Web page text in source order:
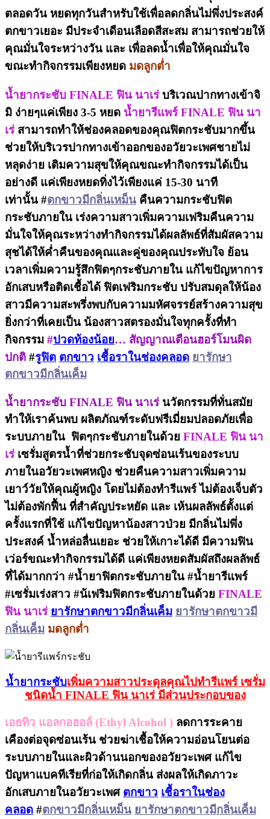
ตลอดวัน หยดทุกวันสำหรับใช้เพื่อลดกลิ่นไม่พึ่งประสงค์
ตกขาวเยอะ มีประจำเดือนเลือดสีสะสม สามารถช่วยให้
คุณมั่นใจระหว่างวัน และ เพื่อลดน้ำเพื่อให้คุณมั่นใจ
ขณะทำกิจกรรมเพียงหยด มดลูกต่ำ
น้ำยากระชับ FINALE ฟิน นาเร่บริเวณปากทางเข้าจิ
มิ ง่ายๆแค่เพียง 3-5 หยด น้ำยารีแพร์ FINALE ฟิน นา
เร่สามารถทำให้ช่องคลอดของคุณฟิตกระชับมากขึ้น
ช่วยให้บริเวรปากทางเข้าออกของอวัยวะเพศชายไม่
หลุดง่าย เติมความสุขให้คุณขณะทำกิจกรรมได้เป็น
อย่างดี แค่เพียงหยดทิ่งไว้เพียงแค่ 15-30 นาที
เท่านั้น #ตกขาวมีกลิ่นเหม็น คืนความกระชับฟิต
กระชับภายใน เร่งความสาวเพิ่มความเฟริมคืนความ
มั่นใจให้คุณระหว่างทำกิจกรรมได้ผลลัพธ์ที่สัมผัสความ
สุชได้ให้ค่ำคืนของคุณและคู่ของคุณประทับใจ ย้อน
เวลาเพิ่มความรู้สึกฟิตๆกระชับภายใน แก้ไขปัญหาการ
อักเสบหรือติดเชื้อได้ ฟิตเฟริมกระชับ ปรับสมดุลให้น้อง
สาวมีความสะพรึ่งพบกับความมหัศจรรย์สร้างความสุข
ยิ่งกว่าที่เคยเป็น น้องสาวสตรองมั่นใจทุกครั้งที่ทำ
กิจกรรม #ปวดท้องน้อย… สัญญาณเตือนฮอร์โมนผิด
ปกติ #รูฟิต ตกขาว เชื้อราในช่องคลอด ยารักษา
ตกขาวมีกลิ่นเค็ม
น้ำยากระชับ FINALE ฟิน นาเร่ นวัตกรรมที่ทั่นสมัย
ทำให้เราค้นพบ ผลิตภัณฑ์ระดับฟรีเมี่ยมปลอดภัยเพื่อ
ระบบภายใน ฟิตๆกระชับภายในด้วย FINALE ฟิน นา
เร่เซรั่มสูตรน้ำที่ช่วยกระชับจุดซ่อนเร้นของระบบ
ภายในอวัยวะเพศหญิง ช่วยคืนความสาวเพิ่มความ
เยาว์วัยให้คุณผู้หญิง โดยไม่ต้องทำรีแพร์ ไม่ต้องเจ็บตัว
ไม่ต้องพักฟื้น ที่สำคัญประหยัด และ เห้นผลลัพธ์ตั้งแต่
ครั้งแรกที่ใช้ แก้ไขปัญหาน้องสาวป่วย มีกลิ่นไม่พึ่ง
ประสงค์ น้ำหล่อลื่นเยอะ ช่วยให้เกาะได้ดี มีความฟิน
เว่อร์ขณะทำกิจกรรมได้ดี แค่เพียงหยดสัมผัสถึงผลลัพธ์
ที่ได้มากกว่า #น้ำยาฟิตกระชับภายใน #น้ำยารีแพร์
#เซรั่มเร่งสาว #น้เฟริมฟิตกระชับภายในด้วย FINALE
ฟิน นาเร่ ยารักษาตกขาวมีกลิ่นเค็ม ยารักษาตกขาวมี
กลิ่นเค็ม มดลูกต่ำ
น้ำยากระชับเพิ่มความสาวประดุลคุณไปทำรีแพร์ เซรั่ม
ชนิดน้ำ FINALE ฟิน นาเร่ มีส่วนประกอบของ
เอธทิว แอลกอฮอล์ (Ethyl Alcohol ) ลดการระคาย
เคืองต่อจุดซ่อนเร้น ช่วยฆ่าเชื้อให้ความอ่อนโยนต่อ
ระบบภายในและผิวด้านนอกของอวัยวะเพศ แก้ไข
ปัญหาแบคทีเรียที่ก่อให้เกิดกลิ่น ส่งผลให้เกิดภาวะ
อักเสบภายในอวัยวะเพศ ตกขาว เชื้อราในช่อง
คลอด #ตกขาวมีกลิ่นเหม็น ยารักษาตกขาวมีกลิ่นเค็ม